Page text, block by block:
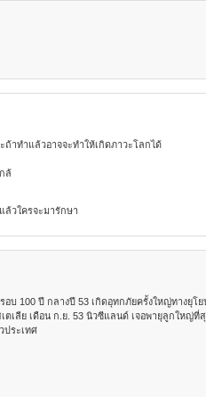
ถ้าทำแล้วอาจจะทำให้เกิดภาวะโลกได้
ล้
ล้วใครจะมารักษา
บ 100 ปี กลางปี 53 เกิดอุทกภัยครั้งใหญ่ทางยุโ
ตเลีย เดือน ก.ย. 53 นิวซีแลนด์ เจอพายุลูกใหญ่
ประเทศ